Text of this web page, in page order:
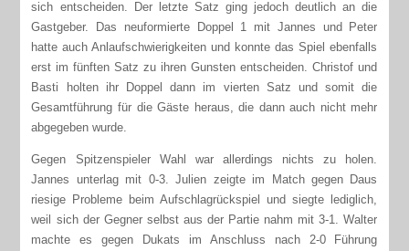
sich entscheiden. Der letzte Satz ging jedoch deutlich an die
Gastgeber. Das neuformierte Doppel 1 mit Jannes und Peter
hatte auch Anlaufschwierigkeiten und konnte das Spiel ebenfalls
erst im fünften Satz zu ihren Gunsten entscheiden. Christof und
Basti holten ihr Doppel dann im vierten Satz und somit die
Gesamtführung für die Gäste heraus, die dann auch nicht mehr
abgegeben wurde.
Gegen Spitzenspieler Wahl war allerdings nichts zu holen.
Jannes unterlag mit 0-3. Julien zeigte im Match gegen Daus
riesige Probleme beim Aufschlagrückspiel und siegte lediglich,
weil sich der Gegner selbst aus der Partie nahm mit 3-1. Walter
machte es gegen Dukats im Anschluss nach 2-0 Führung